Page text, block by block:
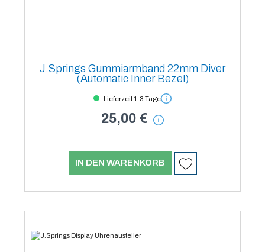
J.Springs Gummiarmband 22mm Diver
(Automatic Inner Bezel)
Lieferzeit 1-3 Tage
25,00 €
IN DEN WARENKORB